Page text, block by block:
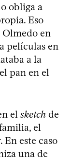
obliga a
Eso
en
películas en
a la
pan en el
el sketch de
el
En este caso
una de